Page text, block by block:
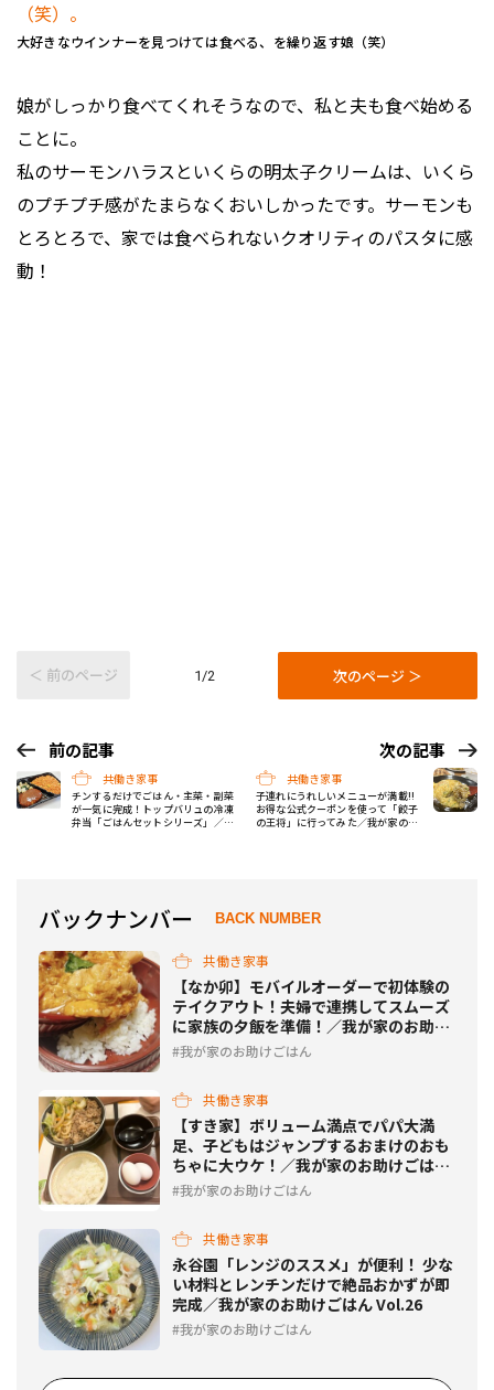
大好きなウインナーを見つけては食べる、を繰り返す娘（笑）
娘がしっかり食べてくれそうなので、私と夫も食べ始める
ことに。
私のサーモンハラスといくらの明太子クリームは、いくら
のプチプチ感がたまらなくおいしかったです。サーモンも
とろとろで、家では食べられないクオリティのパスタに感
動！
＜ 前のページ 1/2 次のページ ＞
前の記事
共働き家事
チンするだけでごはん・主菜・副菜
が一気に完成！トップバリュの冷凍
弁当「ごはんセットシリーズ」／我
次の記事
共働き家事
子連れにうれしいメニューが満載!!
お得な公式クーポンを使って「餃子
の王将」に行ってみた／我が家のお
バックナンバー BACK NUMBER
共働き家事
【なか卯】モバイルオーダーで初体験の
テイクアウト！夫婦で連携してスムーズ
に家族の夕飯を準備！／我が家のお助け
ごはん Vol.28
我が家のお助けごはん
共働き家事
【すき家】ボリューム満点でパパ大満
足、子どもはジャンプするおまけのおも
ちゃに大ウケ！／我が家のお助けごはん
Vol.27
我が家のお助けごはん
共働き家事
永谷園「レンジのススメ」が便利！ 少な
い材料とレンチンだけで絶品おかずが即
完成／我が家のお助けごはん Vol.26
我が家のお助けごはん